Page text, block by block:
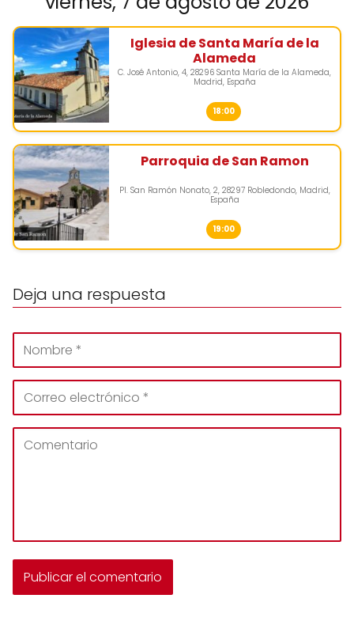
Iglesia de Santa María de la
Alameda
C. José Antonio, 4, 28296 Santa María de la Alameda,
Madrid, España
18:00
Parroquia de San Ramon
Pl. San Ramón Nonato, 2, 28297 Robledondo, Madrid,
España
19:00
Deja una respuesta